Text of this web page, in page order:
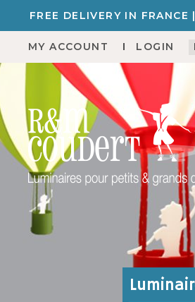
FREE DELIVERY IN
MY ACCOUNT LOGIN